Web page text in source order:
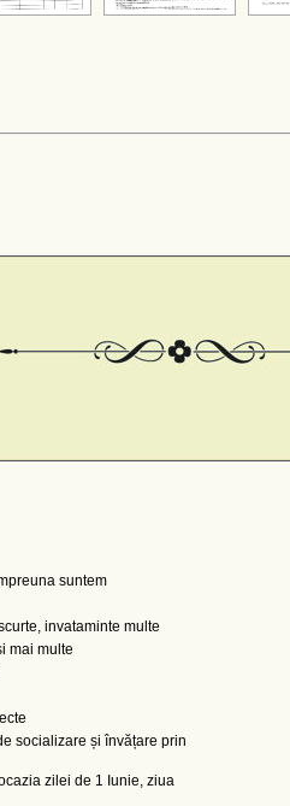
suntem
invataminte multe
mai multe
socializare și învățare prin
zilei de 1 Iunie, ziua